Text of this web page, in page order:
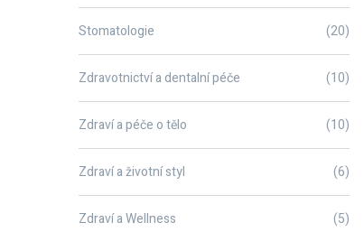
Stomatologie (20)
Zdravotnictví a dentalní péče (10)
Zdraví a péče o tělo (10)
Zdraví a životní styl (6)
Zdraví a Wellness (5)